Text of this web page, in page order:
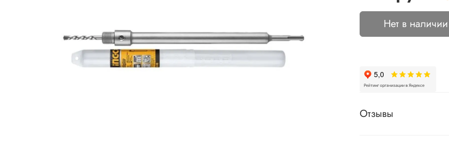
Нет в наличии
Отзывы